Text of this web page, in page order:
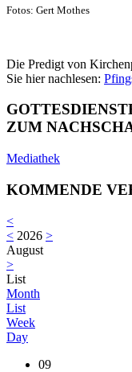
Fotos: Gert Mothes
Die Predigt von
Sie hier nachlesen:
ZUM
Mediathek
KOMMENDE
<
< 2026 >
August
>
List
Month
List
Week
Day
09